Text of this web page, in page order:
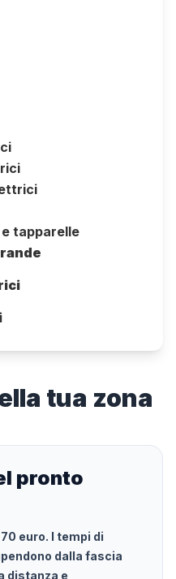
tapparelle
tua zona
pronto
70 euro. I tempi di
dalla fascia
distanza e